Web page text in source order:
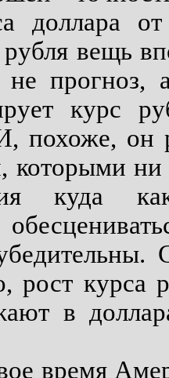
доллара
вещь
прогноз,
курс
похоже, он
которыми ни
куда
рост
в
время